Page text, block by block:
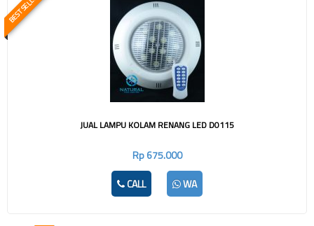
BEST SELLER
JUAL LAMPU KOLAM RENANG LED D0115
Rp 675.000
CALL
WA